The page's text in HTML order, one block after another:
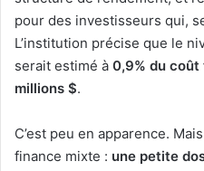
pour des investisseurs qui,
L’institution précise que le
serait estimé à 0,9% du
millions $.
C’est peu en apparence.
finance mixte : une petite